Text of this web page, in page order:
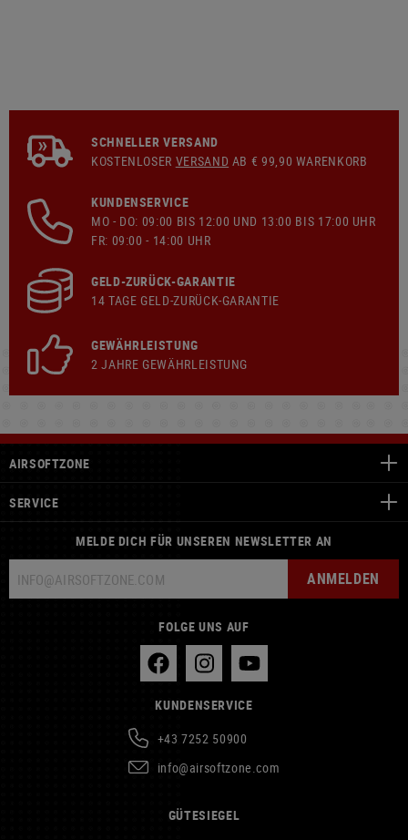
SCHNELLER VERSAND
KOSTENLOSER VERSAND AB € 99,90 WARENKORB
KUNDENSERVICE
MO - DO: 09:00 BIS 12:00 UND 13:00 BIS 17:00 UHR
FR: 09:00 - 14:00 UHR
GELD-ZURÜCK-GARANTIE
14 TAGE GELD-ZURÜCK-GARANTIE
GEWÄHRLEISTUNG
2 JAHRE GEWÄHRLEISTUNG
AIRSOFTZONE
SERVICE
MELDE DICH FÜR UNSEREN NEWSLETTER AN
ANMELDEN
FOLGE UNS AUF
KUNDENSERVICE
+43 7252 50900
info@airsoftzone.com
GÜTESIEGEL